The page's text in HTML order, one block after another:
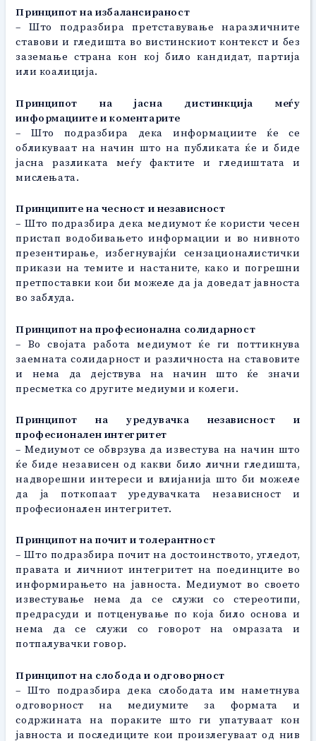
Принципот на избалансираност
– Што подразбира претставување наразличните
ставови и гледишта во вистинскиот контекст и без
заземање страна кон кој било кандидат, партија
или коалиција.
Принципот на јасна дистинкција меѓу
информациите и коментарите
– Што подразбира дека информациите ќе се
обликуваат на начин што на публиката ќе и биде
јасна разликата меѓу фактите и гледиштата и
мислењата.
Принципите на чесност и независност
– Што подразбира дека медиумот ќе користи чесен
пристап водобивањето информации и во нивното
презентирање, избегнувајќи сензационалистички
прикази на темите и настаните, како и погрешни
претпоставки кои би можеле да ја доведат јавноста
во заблуда.
Принципот на професионална солидарност
– Во својата работа медиумот ќе ги поттикнува
заемната солидарност и различноста на ставовите
и нема да дејствува на начин што ќе значи
пресметка со другите медиуми и колеги.
Принципот на уредувачка независност и
професионален интегритет
– Медиумот се обврзува да известува на начин што
ќе биде независен од какви било лични гледишта,
надворешни интереси и влијанија што би можеле
да ја поткопаат уредувачката независност и
професионален интегритет.
Принципот на почит и толерантност
– Што подразбира почит на достоинството, угледот,
правата и личниот интегритет на поединците во
информирањето на јавноста. Медиумот во своето
известување нема да се служи со стереотипи,
предрасуди и потценување по која било основа и
нема да се служи со говорот на омразата и
потпалувачки говор.
Принципот на слобода и одговорност
– Што подразбира дека слободата им наметнува
одговорност на медиумите за формата и
содржината на пораките што ги упатуваат кон
јавноста и последиците кои произлегуваат од нив